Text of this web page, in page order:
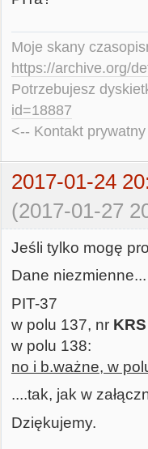
Moje skany
https://archive.org/
Potrzebujesz
id=18887
<-- Kontakt
2017-01-24
(2017-01-27
Jeśli tylko mogę
Dane niezmienne...
PIT-37
w polu 137, nr
w polu 138:
no i b.ważne, w
....tak, jak w
Dziękujemy.